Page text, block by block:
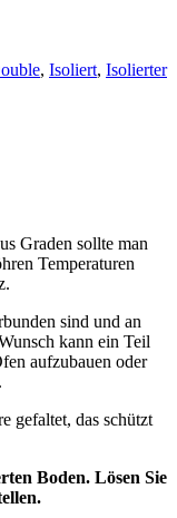
, Isoliert, Isolierter
Graden sollte man
Temperaturen
sind und an
kann ein Teil
aufzubauen oder
gefaltet, das schützt
Boden. Lösen Sie